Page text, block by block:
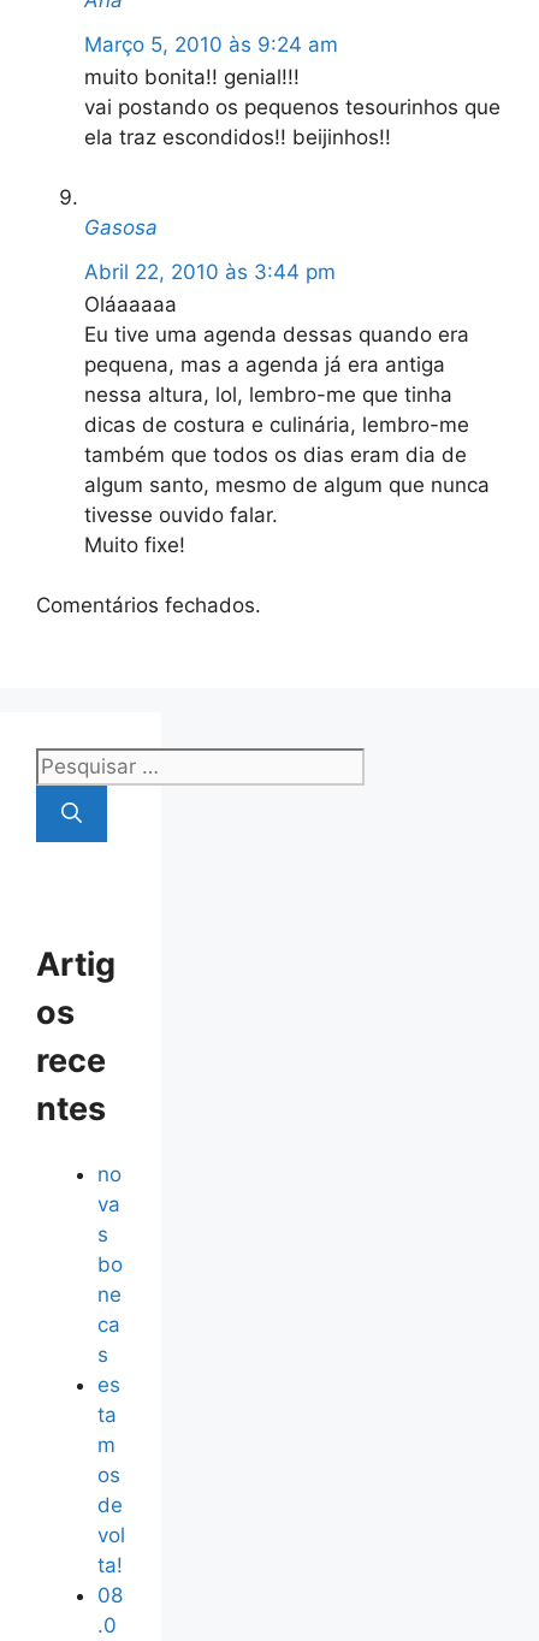
Março 5, 2010 às 9:24 am
muito bonita!! genial!!!
vai postando os pequenos tesourinhos que
ela traz escondidos!! beijinhos!!
Gasosa
Abril 22, 2010 às 3:44 pm
Oláaaaaa
Eu tive uma agenda dessas quando era
pequena, mas a agenda já era antiga
nessa altura, lol, lembro-me que tinha
dicas de costura e culinária, lembro-me
também que todos os dias eram dia de
algum santo, mesmo de algum que nunca
tivesse ouvido falar.
Muito fixe!
Comentários fechados.
Pesquisar
por:
Artig
os
rece
ntes
no
va
s
bo
ne
ca
s
es
ta
m
os
de
vol
ta!
08
.0